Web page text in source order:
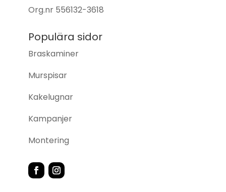
Org.nr 556132-3618
Populära sidor
Braskaminer
Murspisar
Kakelugnar
Kampanjer
Montering